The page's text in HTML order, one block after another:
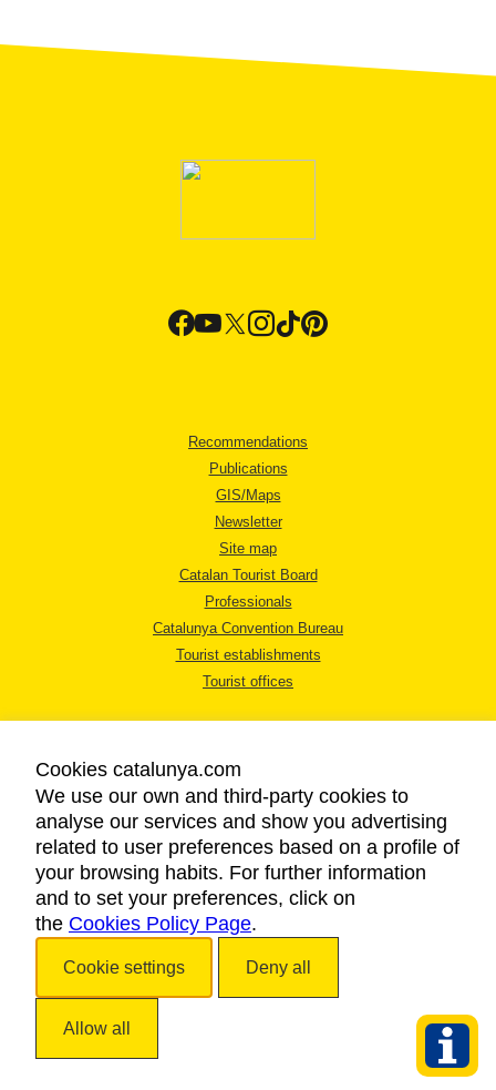
Recommendations
Publications
GIS/Maps
Newsletter
Site map
Catalan Tourist Board
Professionals
Catalunya Convention Bureau
Tourist establishments
Tourist offices
LEGAL NOTICE
PRIVACY POLICY
COOKIES POLICY
ACCESSIBILITY
Cookies catalunya.com
We use our own and third-party cookies to
analyse our services and show you advertising
related to user preferences based on a profile of
your browsing habits. For further information
and to set your preferences, click on
the Cookies Policy Page.
Cookie settings Deny all
Allow all